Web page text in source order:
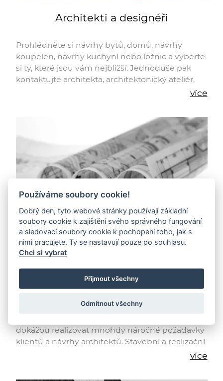
Architekti a designéři
Prohlédněte si návrhy bytů, domů, návrhy
koupelen, návrhy kuchyní nebo ložnic a vyberte
si ty, které jsou vám nejbližší. Jednoduše pak
kontaktujte architekta, architektonický ateliér,
studio nebo designéra, jehož realizace se vámvíce
Stavební firmy
Návrh nového domu nebo rekonstrukce bytu
dokážou realizovat mnohdy náročné požadavky
klientů a návrhy architektů. Stavební a realizační
více
Používáme soubory cookie!
Dobrý den, tyto webové stránky používají základní
soubory cookie k zajištění svého správného fungování
a sledovací soubory cookie k pochopení toho, jak s
nimi pracujete. Ty se nastavují pouze po souhlasu.
Chci si vybrat
Přijmout všechny
Odmítnout všechny